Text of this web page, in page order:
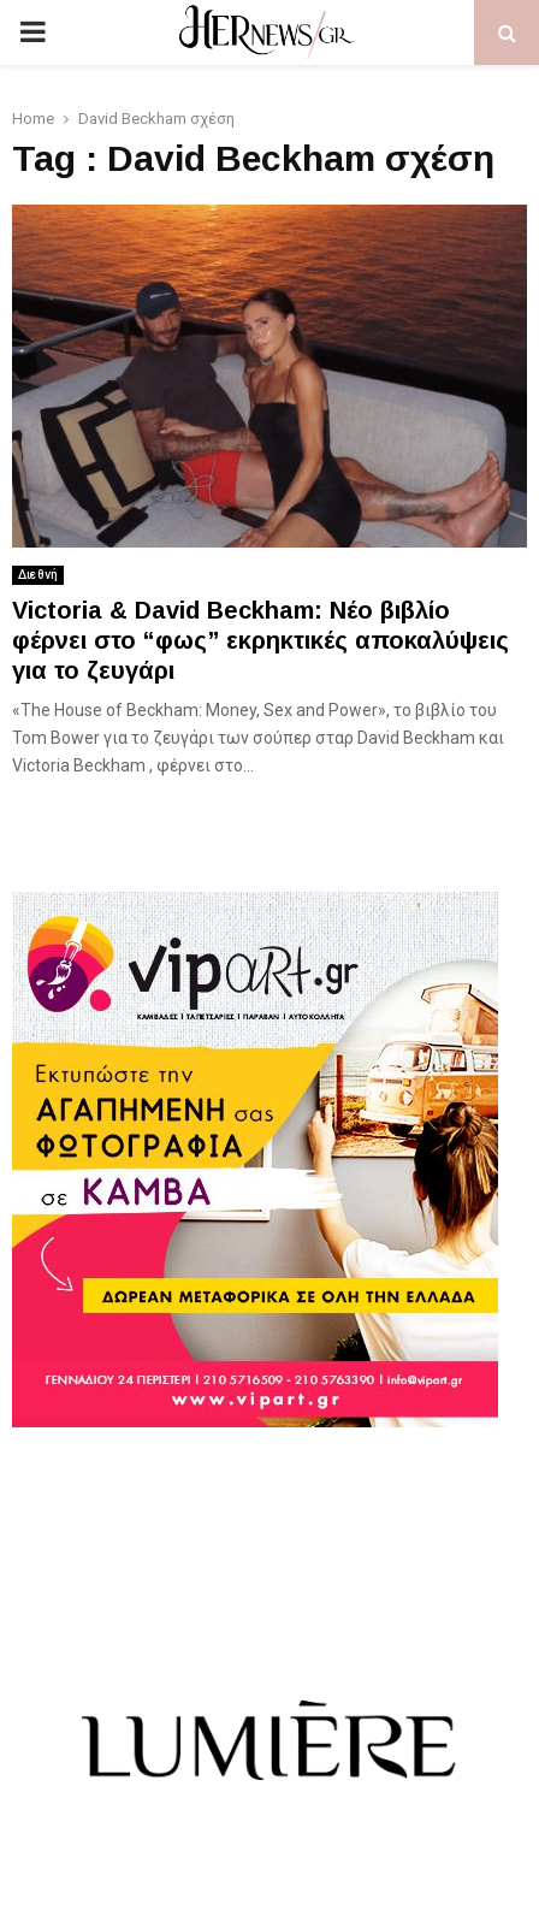
PRIMARY
Home David Beckham σχέση
Tag : David Beckham σχέση
Διεθνή
Victoria & David Beckham: Νέο βιβλίο
φέρνει στο “φως” εκρηκτικές αποκαλύψεις
για το ζευγάρι
«The House of Beckham: Money, Sex and Power», το βιβλίο του
Tom Bower για το ζευγάρι των σούπερ σταρ David Beckham και
Victoria Beckham , φέρνει στο...